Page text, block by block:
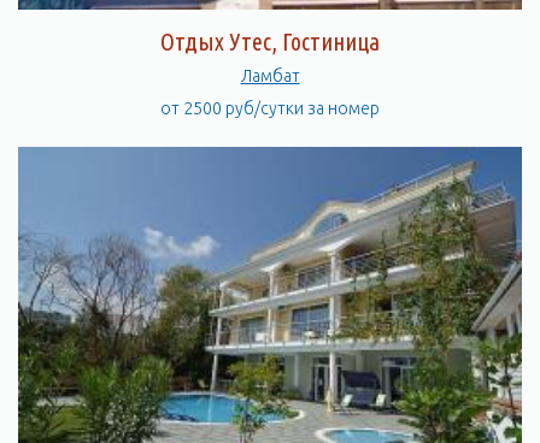
Отдых Утес, Гостиница
Ламбат
от 2500 руб/сутки за номер